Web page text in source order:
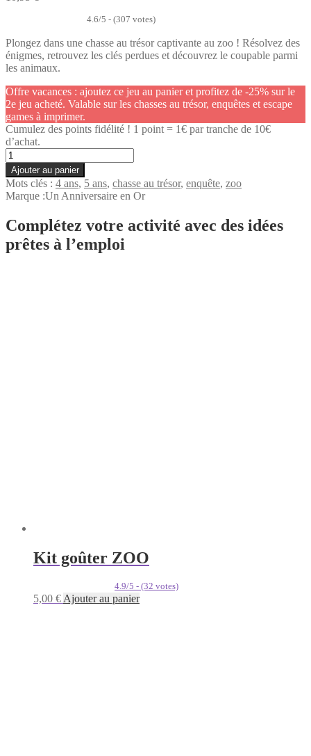
4.6/5 - (307 votes)
Plongez dans une chasse au trésor captivante au zoo ! Résolvez des
énigmes, retrouvez les clés perdues et découvrez le coupable parmi
les animaux.
Offre vacances : ajoutez ce jeu au panier et profitez de -25% sur le
2e jeu acheté. Valable sur les chasses au trésor, enquêtes et escape
games à imprimer.
Cumulez des points fidélité ! 1 point = 1€ par tranche de 10€
d’achat.
quantité
de
Mystère
au
zoo
5
ans)
Ajouter au panier
Mots clés : 4 ans, 5 ans, chasse au trésor, enquête, zoo
Marque :Un Anniversaire en Or
Complétez votre activité avec des idées
prêtes à l’emploi
Kit goûter ZOO
4.9/5 - (32 votes)
5,00 € Ajouter au panier